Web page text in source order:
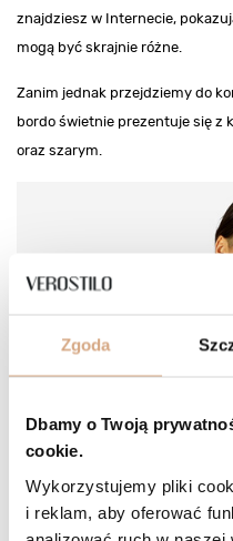
Zgoda
Dbamy o Twoją
cookie.
Wykorzystujemy pliki
i reklam, aby oferować
znajdziesz w Internecie,
mogą być skrajnie różne.
Zanim jednak przejdziemy do
bordo świetnie prezentuje się z
oraz szarym.